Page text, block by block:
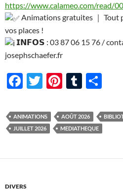
https://www.calameo.com/read/
Animations gratuites ｜ Tout
vos places !
𝗜𝗡𝗙𝗢𝗦 : 03 87 06 15 76 /
josephschaefer.fr
F
e
b
o
T
itt
er
Pi
er
es
T
m
bl
ta
g
ANIMATIONS AOÛT 2026
JUILLET 2026
MEDIATHEQUE
DIVERS